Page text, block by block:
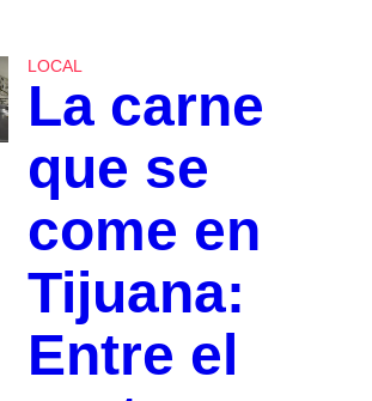
LOCAL
La carne
que se
come en
Tijuana:
Entre el